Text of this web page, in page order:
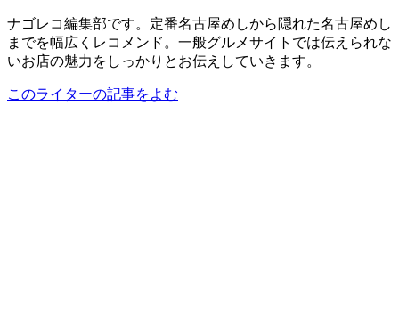
ナゴレコ編集部です。定番名古屋めしから隠れた名古屋めし
までを幅広くレコメンド。一般グルメサイトでは伝えられな
いお店の魅力をしっかりとお伝えしていきます。
このライターの記事をよむ